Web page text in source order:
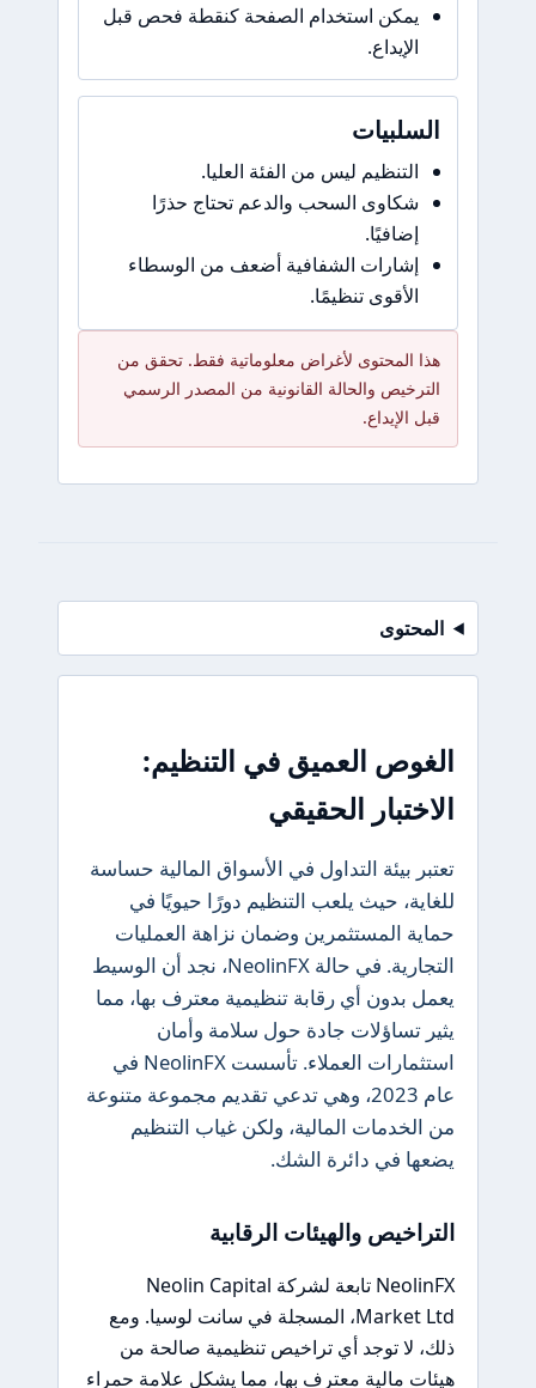
يمكن استخدام الصفحة كنقطة فحص قبل
الإيداع.
السلبيات
التنظيم ليس من الفئة العليا.
شكاوى السحب والدعم تحتاج حذرًا
إضافيًا.
إشارات الشفافية أضعف من الوسطاء
الأقوى تنظيمًا.
هذا المحتوى لأغراض معلوماتية فقط. تحقق من
الترخيص والحالة القانونية من المصدر الرسمي
قبل الإيداع.
المحتوى
الغوص العميق في التنظيم:
الاختبار الحقيقي
تعتبر بيئة التداول في الأسواق المالية حساسة
للغاية، حيث يلعب التنظيم دورًا حيويًا في
حماية المستثمرين وضمان نزاهة العمليات
التجارية. في حالة NeolinFX، نجد أن الوسيط
يعمل بدون أي رقابة تنظيمية معترف بها، مما
يثير تساؤلات جادة حول سلامة وأمان
استثمارات العملاء. تأسست NeolinFX في
عام 2023، وهي تدعي تقديم مجموعة متنوعة
من الخدمات المالية، ولكن غياب التنظيم
يضعها في دائرة الشك.
التراخيص والهيئات الرقابية
NeolinFX تابعة لشركة Neolin Capital
Market Ltd، المسجلة في سانت لوسيا. ومع
ذلك، لا توجد أي تراخيص تنظيمية صالحة من
هيئات مالية معترف بها، مما يشكل علامة حمراء